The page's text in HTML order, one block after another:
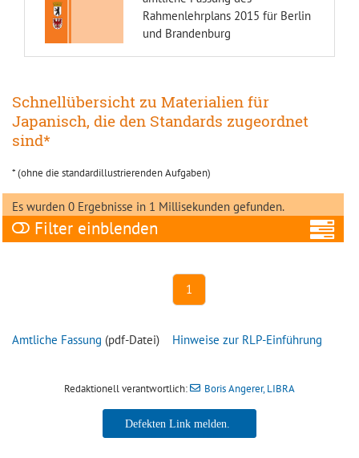
Rahmenlehrplans 2015 für Berlin
und Brandenburg
Schnellübersicht zu Materialien für
Japanisch, die den Standards zugeordnet
sind*
* (ohne die standardillustrierenden Aufgaben)
Es wurden 0 Ergebnisse in 1 Millisekunden gefunden.
Filter
1
Amtliche Fassung (pdf-Datei) Hinweise zur RLP-Einführung
Redaktionell verantwortlich: Boris Angerer, LIBRA
Boris Angerer, LIBRA